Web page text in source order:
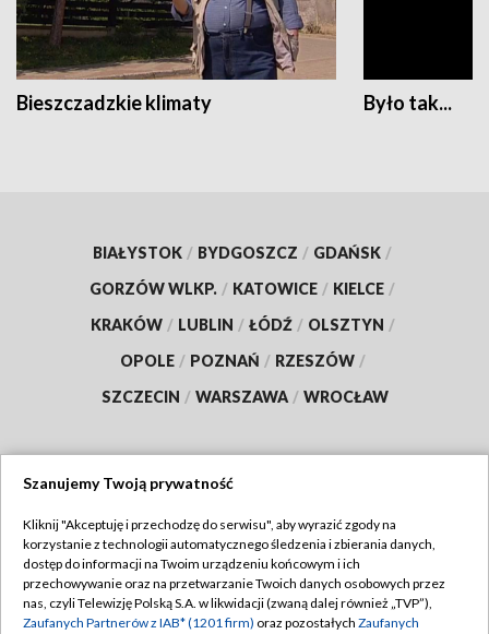
Bieszczadzkie klimaty Było tak...
BIAŁYSTOK / BYDGOSZCZ / GDAŃSK /
GORZÓW WLKP. / KATOWICE / KIELCE /
KRAKÓW / LUBLIN / ŁÓDŹ / OLSZTYN /
OPOLE / POZNAŃ / RZESZÓW /
SZCZECIN / WARSZAWA / WROCŁAW
TVP
Abonament TVP
Emisja w TVP
Regulamin TVP
Polityka prywatności
Szanujemy Twoją prywatność
Kliknij "Akceptuję i przechodzę do serwisu", aby wyrazić zgody na
korzystanie z technologii automatycznego śledzenia i zbierania danych,
dostęp do informacji na Twoim urządzeniu końcowym i ich
przechowywanie oraz na przetwarzanie Twoich danych osobowych przez
nas, czyli Telewizję Polską S.A. w likwidacji (zwaną dalej również „TVP”),
Zaufanych Partnerów z IAB* (1201 firm) oraz pozostałych Zaufanych